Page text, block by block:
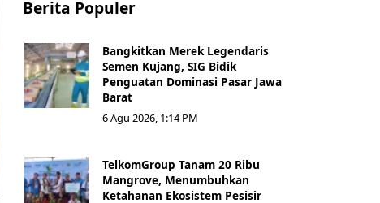
Berita Populer
Bangkitkan Merek Legendaris
Semen Kujang, SIG Bidik
Penguatan Dominasi Pasar Jawa
Barat
6 Agu 2026, 1:14 PM
TelkomGroup Tanam 20 Ribu
Mangrove, Menumbuhkan
Ketahanan Ekosistem Pesisir